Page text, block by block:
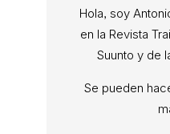
Hola, soy
en la Revista
Suunto y de
Se pueden